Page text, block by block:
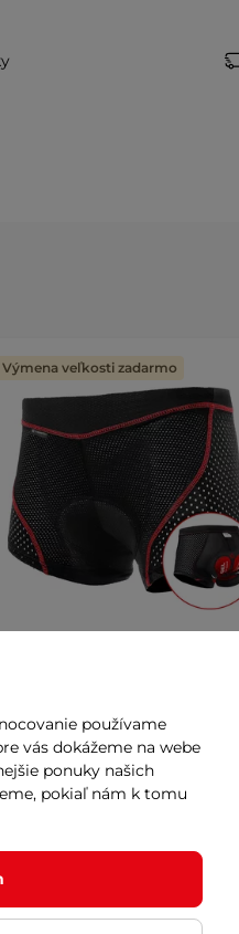
€
sklade
Výmena veľkosti zadarmo
+ Pridať do košíka
používame
vás dokážeme na webe
ponuky našich
pokiaľ nám k tomu